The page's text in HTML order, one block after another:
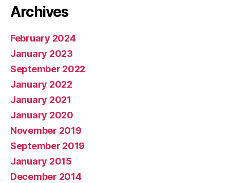
Archives
February 2024
January 2023
September 2022
January 2022
January 2021
January 2020
November 2019
September 2019
January 2015
December 2014